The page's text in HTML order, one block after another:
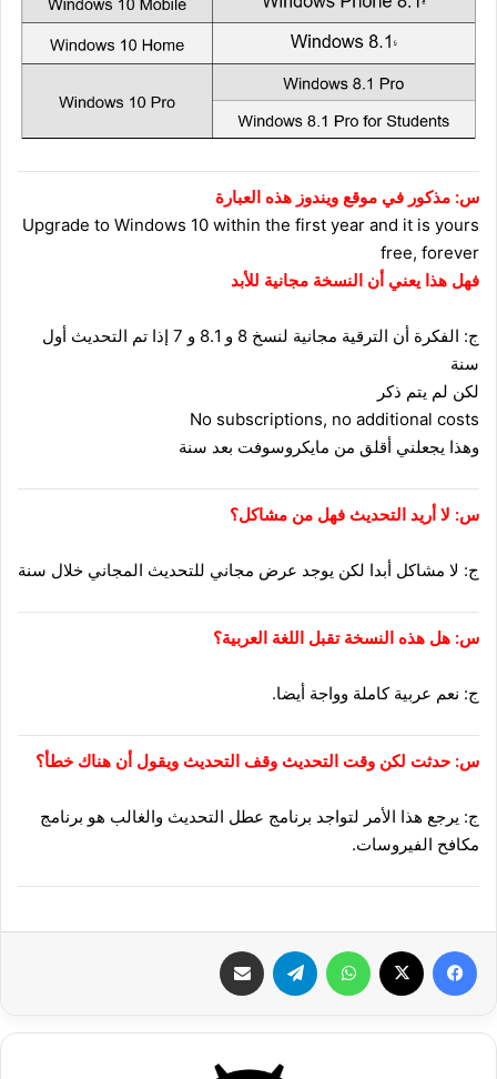
س: مذكور في موقع ويندوز هذه العبارة
Upgrade to Windows 10 within the first year and it is yours
free, forever
فهل هذا يعني أن النسخة مجانية للأبد
ج: الفكرة أن الترقية مجانية لنسخ 8 و 8.1 و 7 إذا تم التحديث أول
سنة
لكن لم يتم ذكر
No subscriptions, no additional costs
وهذا يجعلني أقلق من مايكروسوفت بعد سنة
س: لا أريد التحديث فهل من مشاكل؟
ج: لا مشاكل أبدا لكن يوجد عرض مجاني للتحديث المجاني خلال سنة
س: هل هذه النسخة تقبل اللغة العربية؟
ج: نعم عربية كاملة وواجة أيضا.
س: حدثت لكن وقت التحديث وقف التحديث ويقول أن هناك خطأ؟
ج: يرجع هذا الأمر لتواجد برنامج عطل التحديث والغالب هو برنامج
مكافح الفيروسات.